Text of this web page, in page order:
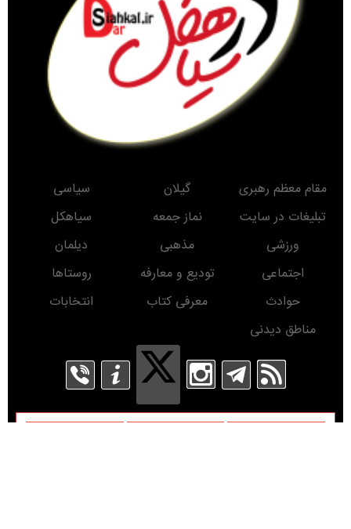
مقام معظم رهبری گیلان
سیاسی
تبلیغات در سایت
نماز جمعه
سیاهکل
ورزشی
مذهبی
دیلمان
اجتماعی
تودیع و معارفه
روستاها
حوادث
معرفی کتاب
انتخابات
مناطق دیدنی